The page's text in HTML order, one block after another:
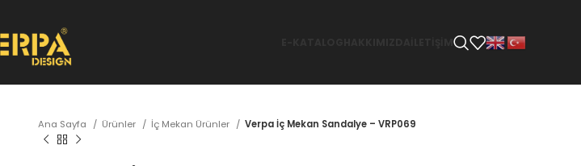
Ana Sayfa Ürünler İç Mekan Ürünler Verpa İç Mekan Sandalye – VRP069